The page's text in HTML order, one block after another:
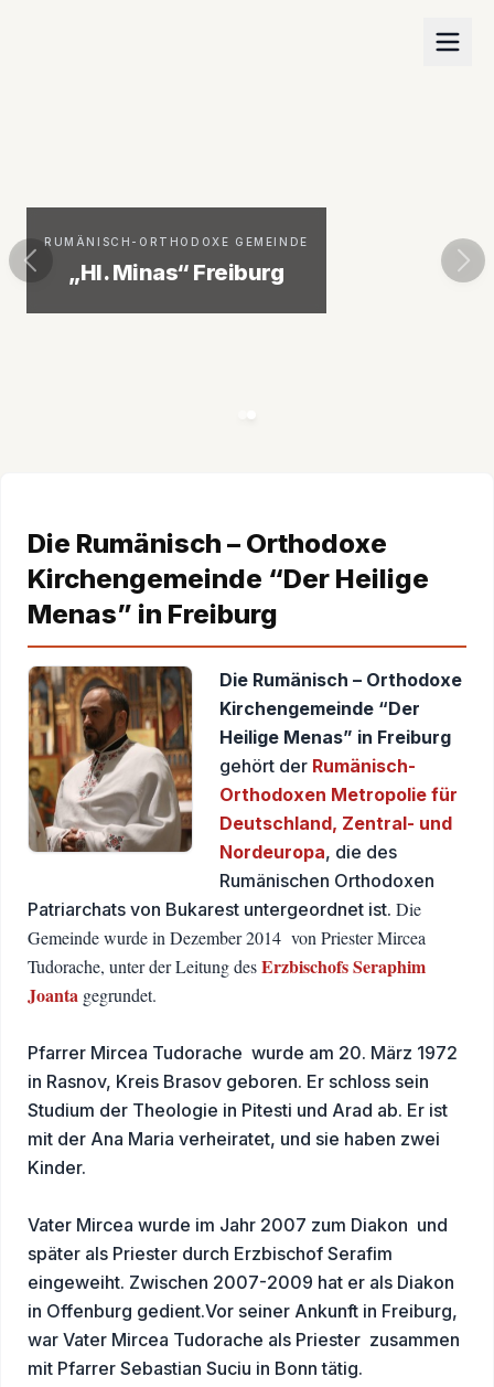
RUMÄNISCH-ORTHODOXE GEMEINDE
„Hl. Minas“ Freiburg
Die Rumänisch – Orthodoxe
Kirchengemeinde “Der Heilige
Menas” in Freiburg
Die Rumänisch – Orthodoxe
Kirchengemeinde “Der
Heilige Menas” in Freiburg
gehört der Rumänisch-
Orthodoxen Metropolie für
Deutschland, Zentral- und
Nordeuropa, die des
Rumänischen Orthodoxen
Patriarchats von Bukarest untergeordnet ist. Die
Gemeinde wurde in Dezember 2014 von Priester Mircea
Tudorache, unter der Leitung desErzbischofs Seraphim
Joanta gegrundet.
Pfarrer Mircea Tudorache wurde am 20. März 1972
in Rasnov, Kreis Brasov geboren. Er schloss sein
Studium der Theologie in Pitesti und Arad ab. Er ist
mit der Ana Maria verheiratet, und sie haben zwei
Kinder.
Vater Mircea wurde im Jahr 2007 zum Diakon und
später als Priester durch Erzbischof Serafim
eingeweiht. Zwischen 2007-2009 hat er als Diakon
in Offenburg gedient.Vor seiner Ankunft in Freiburg,
war Vater Mircea Tudorache als Priester zusammen
mit Pfarrer Sebastian Suciu in Bonn tätig.